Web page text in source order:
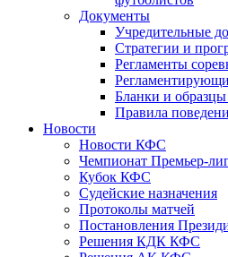
Документы
Учредительные
Стратегии и
Регламенты
Бланки и
Правила
Новости
Новости КФС
Чемпионат Премьер-
Кубок КФС
Судейские назначения
Протоколы матчей
Постановления
Решения КДК КФС